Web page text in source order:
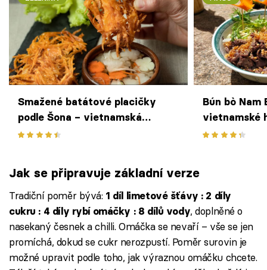
Smažené batátové placičky
podle Šona – vietnamská
alternativa bramboráku je
Bún bò Nam
vietnamské
nudlemi s
Jak se připravuje základní verze
Tradiční poměr bývá: 1 díl limetové šťávy : 2 díly
cukru : 4 díly rybí omáčky : 8 dílů vody, doplněné o
nasekaný česnek a chilli. Omáčka se nevaří – vše se jen
promíchá, dokud se cukr nerozpustí. Poměr surovin je
možné upravit podle toho, jak výraznou omáčku chcete.